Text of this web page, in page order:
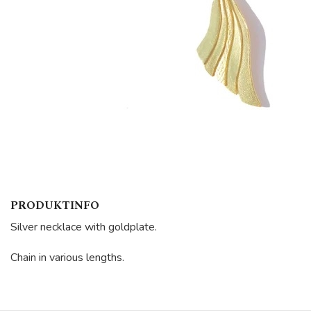
PRODUKTINFO
Silver necklace with goldplate.
Chain in various lengths.